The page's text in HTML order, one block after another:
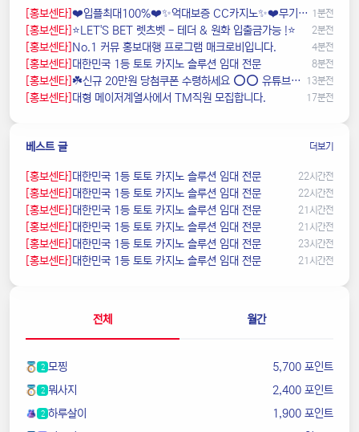
[홍보센타] ❤️️입플최대100%❤️✨억대보증 CC카지노✨❤️무기명테더가입O❤️블랙가입O❤️승인전화X❤️ 1분전
[홍보센타]⭐️LET'S BET 렛츠벳 - 테더 & 원화 입출금가능 !⭐️ 2분전
[홍보센타]️️No.1 커뮤 홍보대행 프️로그램 매크로비입니다. 4분전
[홍보센타]️대한민국️ 1등 토토 카지노 솔루션 임대 전문 8분전
[홍보센타] ☘️️신규 20만원 당첨쿠폰 수령하세요 ⭕️⭕️ 유튜브검색 > 수아영상방☘️ 13분전
[홍보센타]️️대형 메이저계열사에서 TM직원 모집합니다. 17분전
베스트 글 더보기
[홍보센타]️대한민국️ 1등 토토 카지노 솔루션 임대 전문 22시간전
[홍보센타]️대한민국️ 1등 토토 카지노 솔루션 임대 전문 22시간전
[홍보센타]️대한민국️ 1등 토토 카지노 솔루션 임대 전문 21시간전
[홍보센타]️대한민국️ 1등 토토 카지노 솔루션 임대 전문 21시간전
[홍보센타]️대한민국️ 1등 토토 카지노 솔루션 임대 전문 23시간전
[홍보센타]️대한민국️ 1등 토토 카지노 솔루션 임대 전문 21시간전
전체 월간
2 모찡 5,700 포인트
2 뭐사지 2,400 포인트
2 하루살이
1,900 포인트